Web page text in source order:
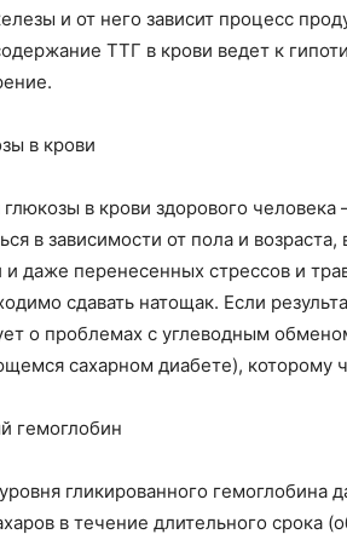
и от него зависит процесс
ТТГ в крови ведет к
в крови
в крови здорового
в зависимости от пола и
даже перенесенных стрессов и
сдавать натощак. Если
о проблемах с углеводным
сахарном диабете), которому
гемоглобин
гликированного гемоглобина
в течение длительного срока